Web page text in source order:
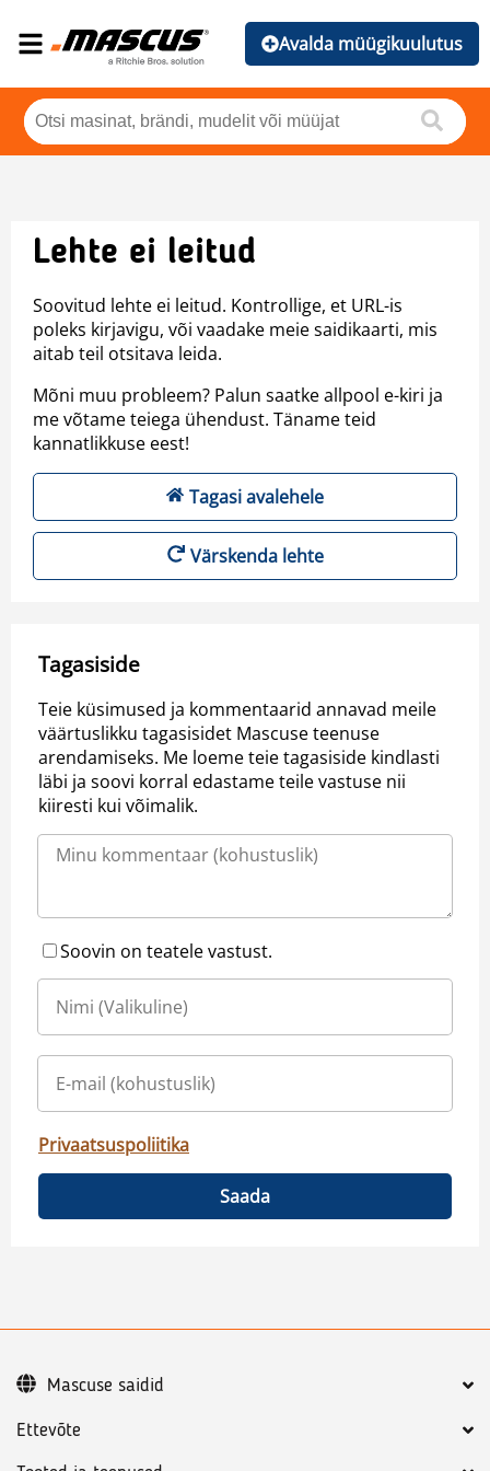
Avalda müügikuulutus
Lehte ei leitud
Soovitud lehte ei leitud. Kontrollige, et URL-is
poleks kirjavigu, või vaadake meie saidikaarti, mis
aitab teil otsitava leida.
Mõni muu probleem? Palun saatke allpool e-kiri ja
me võtame teiega ühendust. Täname teid
kannatlikkuse eest!
Tagasi avalehele
Värskenda lehte
Tagasiside
Teie küsimused ja kommentaarid annavad meile
väärtuslikku tagasisidet Mascuse teenuse
arendamiseks. Me loeme teie tagasiside kindlasti
läbi ja soovi korral edastame teile vastuse nii
kiiresti kui võimalik.
Soovin on teatele vastust.
Privaatsuspoliitika
Saada
Ettevõte
Mascuse saidid